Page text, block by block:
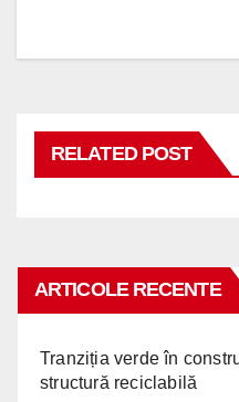
articole
RELATED POST
ARTICOLE RECENTE
Tranziția verde în
structură reciclabilă